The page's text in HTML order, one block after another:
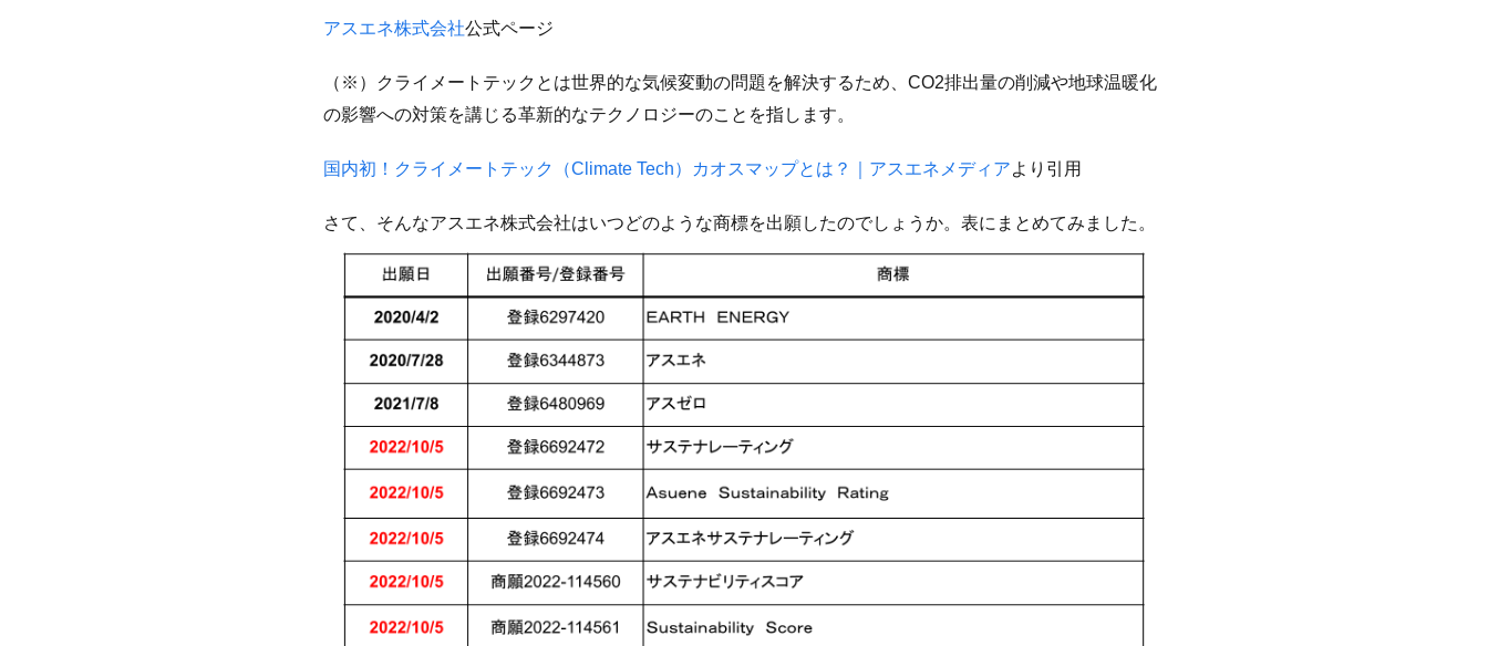
アスエネ株式会社公式ページ
（※）クライメートテックとは世界的な気候変動の問題を解決するため、CO2排出量の削減や地球温暖化
の影響への対策を講じる革新的なテクノロジーのことを指します。
国内初！クライメートテック（Climate Tech）カオスマップとは？｜アスエネメディアより引用
さて、そんなアスエネ株式会社はいつどのような商標を出願したのでしょうか。表にまとめてみました。